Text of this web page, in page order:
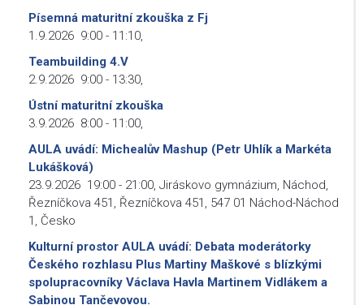
Písemná maturitní zkouška z Fj
1.9.2026 9:00 - 11:10,
Teambuilding 4.V
2.9.2026 9:00 - 13:30,
Ústní maturitní zkouška
3.9.2026 8:00 - 11:00,
AULA uvádí: Michealův Mashup (Petr Uhlík a Markéta
Lukášková)
23.9.2026 19:00 - 21:00, Jiráskovo gymnázium, Náchod,
Řezníčkova 451, Řezníčkova 451, 547 01 Náchod-Náchod
1, Česko
Kulturní prostor AULA uvádí: Debata moderátorky
Českého rozhlasu Plus Martiny Maškové s blízkými
spolupracovníky Václava Havla Martinem Vidlákem a
Sabinou Tančevovou.